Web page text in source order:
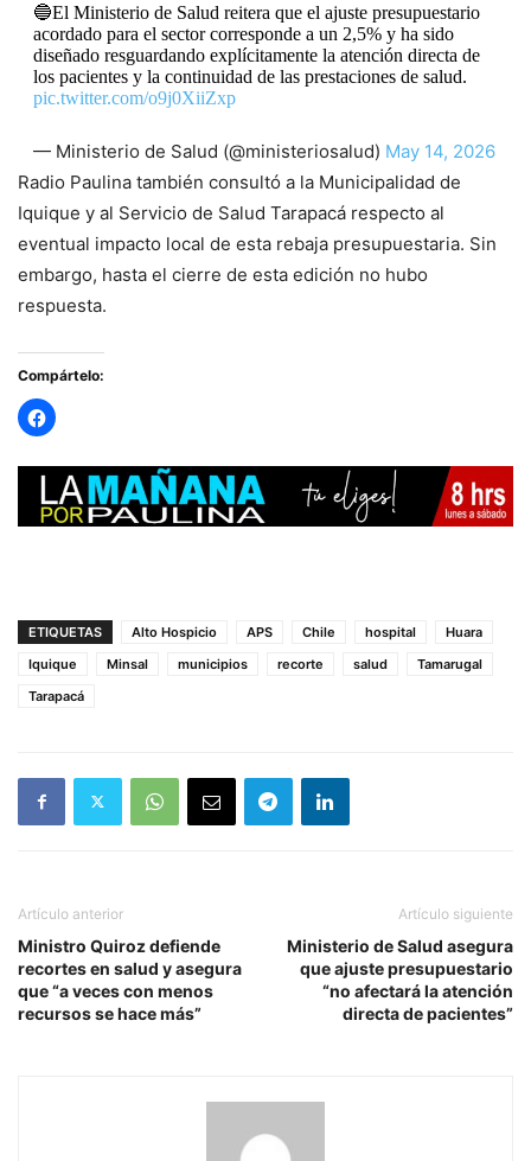
🔵El Ministerio de Salud reitera que el ajuste presupuestario
acordado para el sector corresponde a un 2,5% y ha sido
diseñado resguardando explícitamente la atención directa de
los pacientes y la continuidad de las prestaciones de salud.
pic.twitter.com/o9j0XiiZxp
— Ministerio de Salud (@ministeriosalud) May 14, 2026
Radio Paulina también consultó a la Municipalidad de
Iquique y al Servicio de Salud Tarapacá respecto al
eventual impacto local de esta rebaja presupuestaria. Sin
embargo, hasta el cierre de esta edición no hubo
respuesta.
Compártelo:
ETIQUETAS Alto Hospicio APS Chile hospital
Huara
Iquique
Minsal municipios recorte salud
Tamarugal
Tarapacá
Artículo anterior
Ministro Quiroz defiende
recortes en salud y asegura
que “a veces con menos
recursos se hace más”
Artículo siguiente
Ministerio de Salud asegura
que ajuste presupuestario
“no afectará la atención
directa de pacientes”